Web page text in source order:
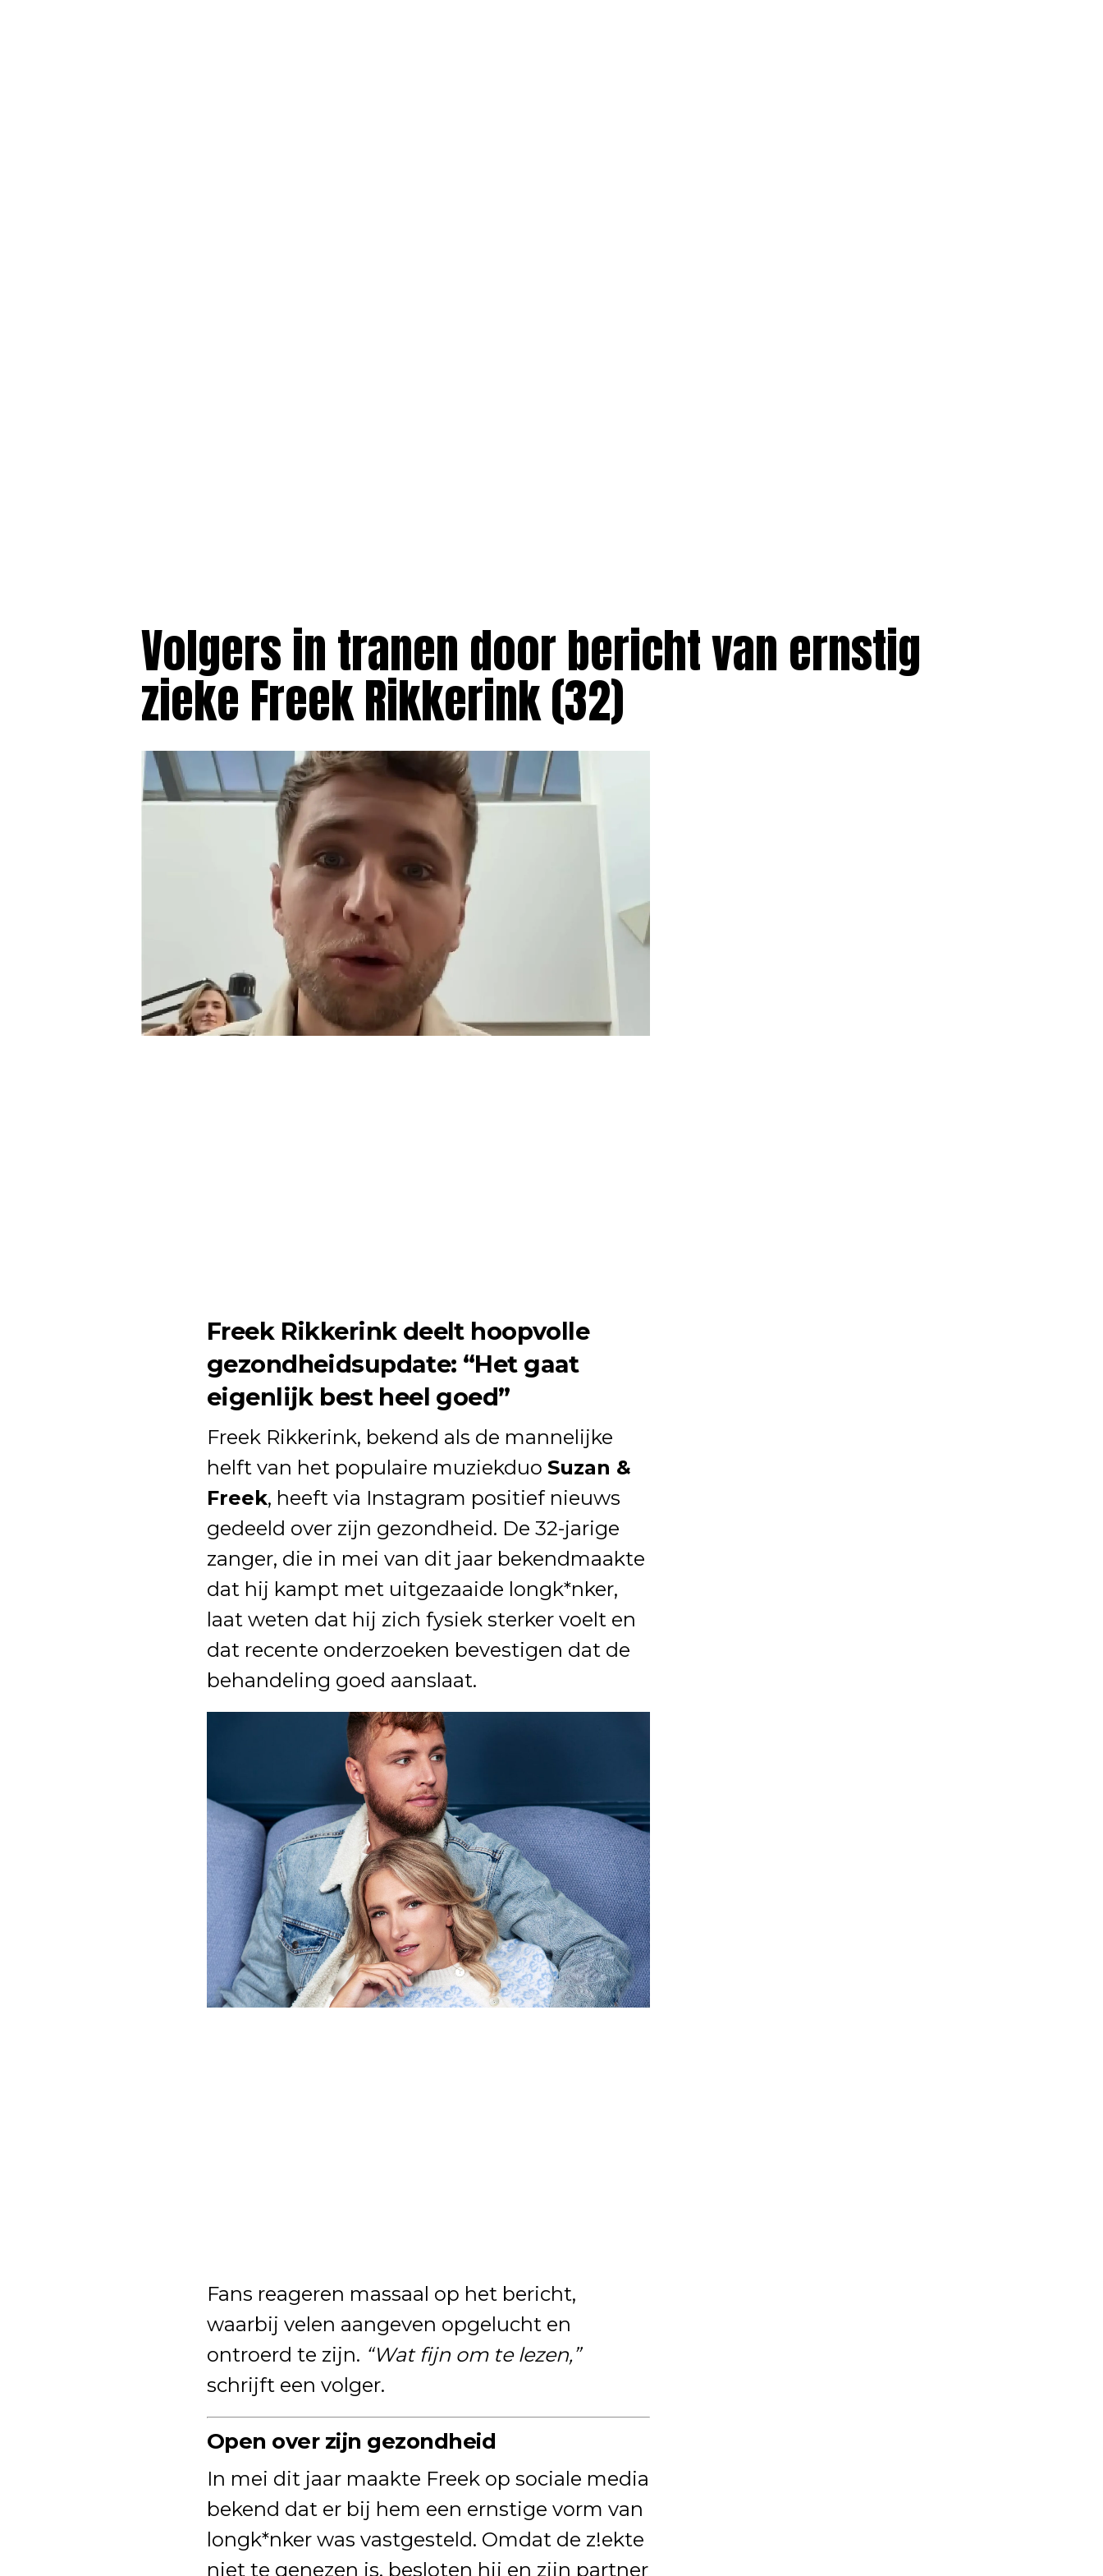
Volgers in tranen door bericht van ernstig
zieke Freek Rikkerink (32)
Freek Rikkerink deelt hoopvolle
gezondheidsupdate: “Het gaat
eigenlijk best heel goed”
Freek Rikkerink, bekend als de mannelijke
helft van het populaire muziekduo Suzan &
Freek, heeft via Instagram positief nieuws
gedeeld over zijn gezondheid. De 32-jarige
zanger, die in mei van dit jaar bekendmaakte
dat hij kampt met uitgezaaide longk*nker,
laat weten dat hij zich fysiek sterker voelt en
dat recente onderzoeken bevestigen dat de
behandeling goed aanslaat.
Fans reageren massaal op het bericht,
waarbij velen aangeven opgelucht en
ontroerd te zijn. “Wat fijn om te lezen,”
schrijft een volger.
Open over zijn gezondheid
In mei dit jaar maakte Freek op sociale media
bekend dat er bij hem een ernstige vorm van
longk*nker was vastgesteld. Omdat de z!ekte
niet te genezen is, besloten hij en zijn partner